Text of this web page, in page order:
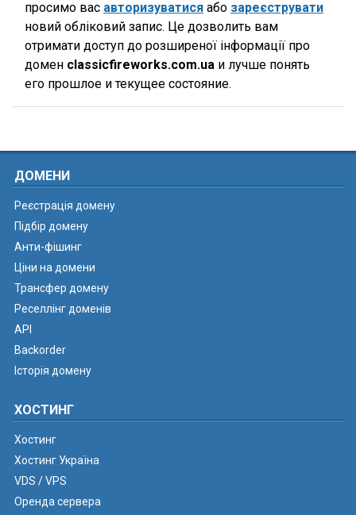
просимо вас авторизуватися або зареєструвати
новий обліковий запис. Це дозволить вам
отримати доступ до розширеної інформації про
домен classicfireworks.com.ua и лучше понять
его прошлое и текущее состояние.
ДОМЕНИ
Реєстрація домену
Підбір домену
Анти-фішинг
Ціни на домени
Трансфер домену
Реселлінг доменів
API
Backorder
Історія домену
ХОСТИНГ
Хостинг
Хостинг Україна
VDS / VPS
Оренда сервера